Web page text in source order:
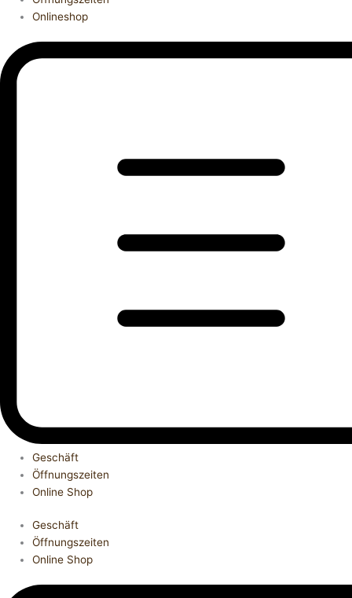
Onlineshop
Geschäft
Öffnungszeiten
Online Shop
Geschäft
Öffnungszeiten
Online Shop